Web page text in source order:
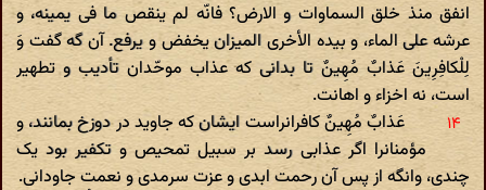
انفق منذ خلق السماوات و الارض؟ فانّه لم ینقص ما فی یمینه، و
عرشه علی الماء، و بیده الأخری المیزان یخفض و یرفع. آن گه گفت وَ
لِلْکافِرِینَ عَذابٌ مُهِینٌ تا بدانی که عذاب موحّدان تأدیب و تطهیر
است، نه اخزاء و اهانت.
عَذابٌ مُهِینٌ کافرانراست ایشان که جاوید در دوزخ بمانند، و
مؤمنانرا اگر عذابی رسد بر سبیل تمحیص و تکفیر بود یک
چندی، وانگه از پس آن رحمت ابدی و عزت سرمدی و نعمت جاودانی.